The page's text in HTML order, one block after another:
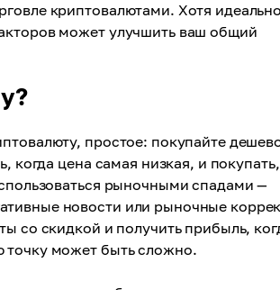
криптовалютами. Хотя
может улучшить ваш общий
простое: покупайте
когда цена самая низкая, и покупать,
рыночными спадами —
новости или рыночные
со скидкой и получить прибыль,
точку может быть сложно.